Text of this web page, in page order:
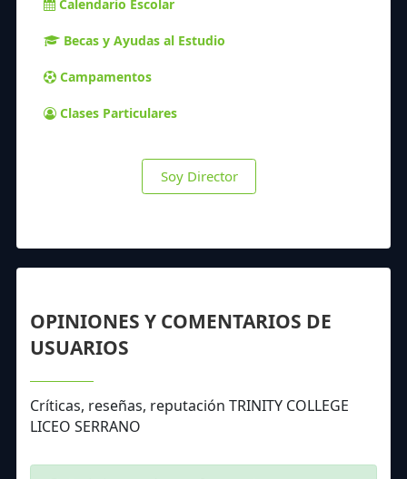
Calendario Escolar
Becas y Ayudas al Estudio
Campamentos
Clases Particulares
Soy Director
OPINIONES Y COMENTARIOS DE
USUARIOS
Críticas, reseñas, reputación TRINITY COLLEGE
LICEO SERRANO